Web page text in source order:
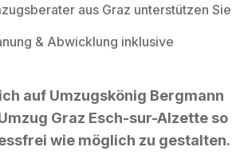
aus Graz unterstützen Sie
& Abwicklung inklusive
auf Umzugskönig Bergmann
Graz Esch-sur-Alzette so
wie möglich zu gestalten.